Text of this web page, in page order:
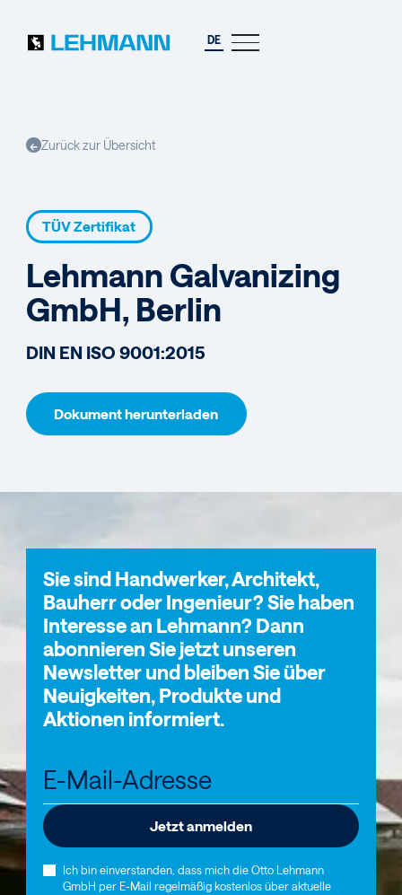
DE
← Zurück zur Übersicht
TÜV Zertifikat
Lehmann Galvanizing
GmbH, Berlin
DIN EN ISO 9001:2015
Dokument herunterladen
Sie sind Handwerker, Architekt,
Bauherr oder Ingenieur? Sie haben
Interesse an Lehmann? Dann
abonnieren Sie jetzt unseren
Newsletter und bleiben Sie über
Neuigkeiten, Produkte und
Aktionen informiert.
Ich bin einverstanden, dass mich die Otto Lehmann
GmbH per E-Mail regelmäßig kostenlos über aktuelle